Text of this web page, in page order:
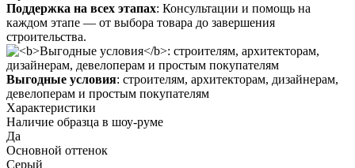
Поддержка на всех этапах: Консультации и помощь на
каждом этапе — от выбора товара до завершения
строительства.
Выгодные условия: строителям, архитекторам, дизайнерам,
девелоперам и простым покупателям
Характеристики
Наличие образца в шоу-руме
Да
Основной оттенок
Серый